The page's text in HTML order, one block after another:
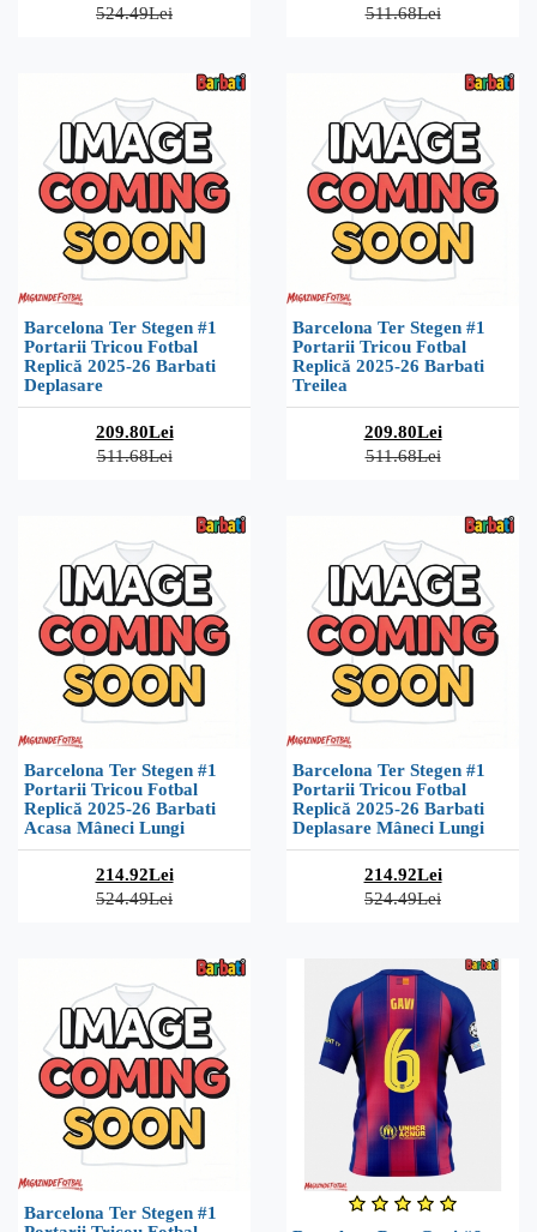
524.49Lei
511.68Lei
Barcelona Ter Stegen #1
Portarii Tricou Fotbal
Replică 2025-26 Barbati
Deplasare
209.80Lei
511.68Lei
Barcelona Ter Stegen #1
Portarii Tricou Fotbal
Replică 2025-26 Barbati
Treilea
209.80Lei
511.68Lei
Barcelona Ter Stegen #1
Portarii Tricou Fotbal
Replică 2025-26 Barbati
Acasa Mâneci Lungi
214.92Lei
524.49Lei
Barcelona Ter Stegen #1
Portarii Tricou Fotbal
Replică 2025-26 Barbati
Deplasare Mâneci Lungi
214.92Lei
524.49Lei
Barcelona Ter Stegen #1